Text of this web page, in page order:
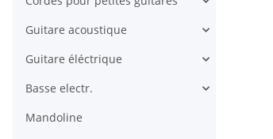
Guitare acoustique
Guitare éléctrique
Basse electr.
Mandoline